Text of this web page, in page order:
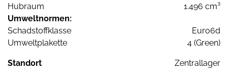
Hubraum
1.496 cm³
Umweltnormen:
Schadstoffklasse
Euro6d
Umweltplakette
4 (Green)
Standort Zentrallager